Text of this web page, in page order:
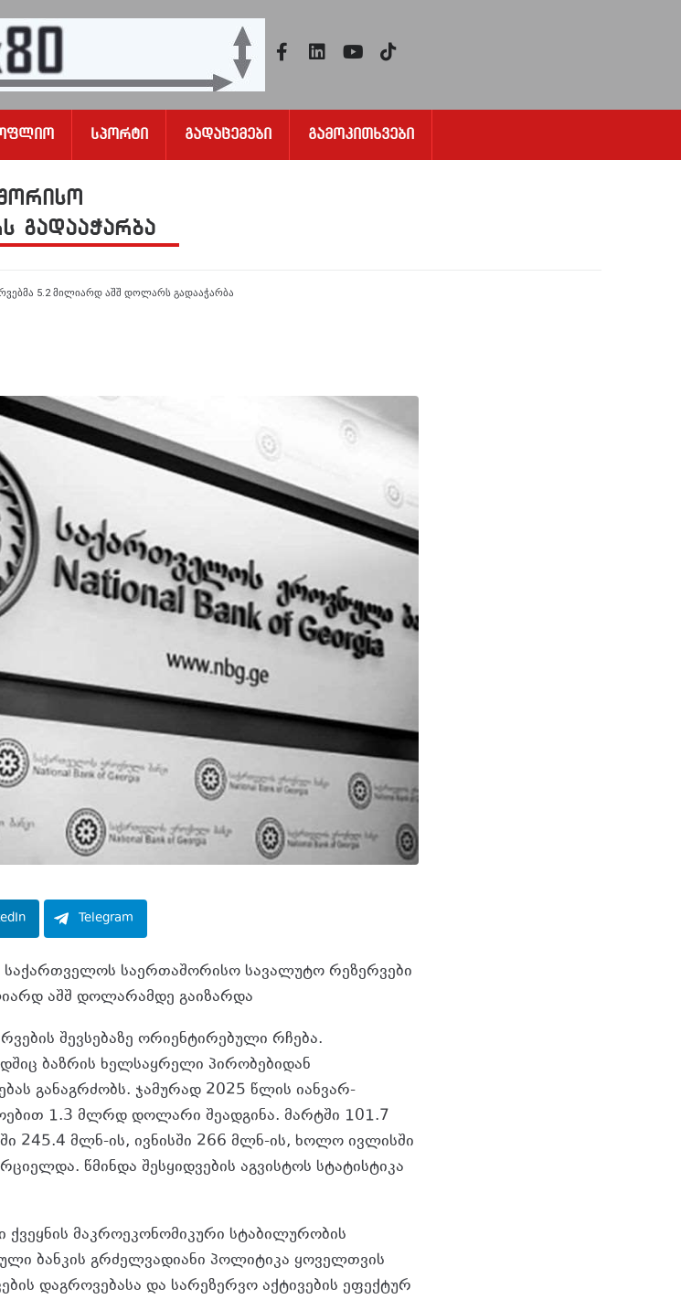
Სპორტი Გადაცემები Გამოკითხვები
გადააჭარბა
5.2 მილიარდ აშშ დოლარს გადააჭარბა
Telegram
საერთაშორისო სავალუტო რეზერვები
აშშ დოლარამდე გაიზარდა
შევსებაზე ორიენტირებული რჩება.
ბაზრის ხელსაყრელი პირობებიდან
განაგრძობს. ჯამურად 2025 წლის იანვარ-
1.3 მლრდ დოლარი შეადგინა. მარტში 101.7
245.4 მლნ-ის, ივნისში 266 მლნ-ის, ხოლო ივლისში
წმინდა შესყიდვების აგვისტოს სტატისტიკა
მაკროეკონომიკური სტაბილურობის
ბანკის გრძელვადიანი პოლიტიკა ყოველთვის
დაგროვებასა და სარეზერვო აქტივების ეფექტურ